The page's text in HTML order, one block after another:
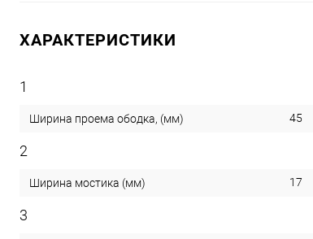
ХАРАКТЕРИСТИКИ
1
Ширина проема ободка, (мм) 45
2
Ширина мостика (мм) 17
3